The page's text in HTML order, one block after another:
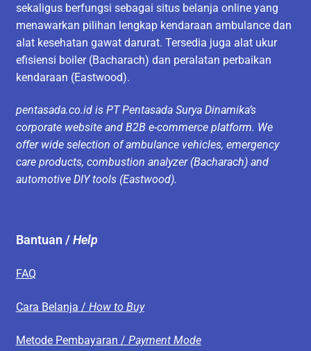
sekaligus berfungsi sebagai situs belanja online yang
menawarkan pilihan lengkap kendaraan ambulance dan
alat kesehatan gawat darurat. Tersedia juga alat ukur
efisiensi boiler (Bacharach) dan peralatan perbaikan
kendaraan (Eastwood).
pentasada.co.id is PT Pentasada Surya Dinamika’s
corporate website and B2B e-commerce platform. We
offer wide selection of ambulance vehicles, emergency
care products, combustion analyzer (Bacharach) and
automotive DIY tools (Eastwood).
Bantuan /Help
FAQ
Cara Belanja / How to Buy
Metode Pembayaran / Payment Mode